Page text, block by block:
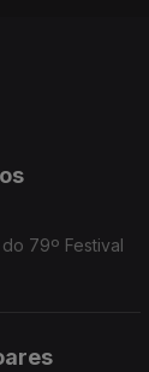
79º Festival